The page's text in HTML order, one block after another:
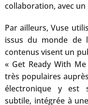
collaboration, avec un
Par ailleurs, Vuse
issus du monde de
contenus visent un
« Get Ready With
très populaires
électronique y est
subtile, intégrée à